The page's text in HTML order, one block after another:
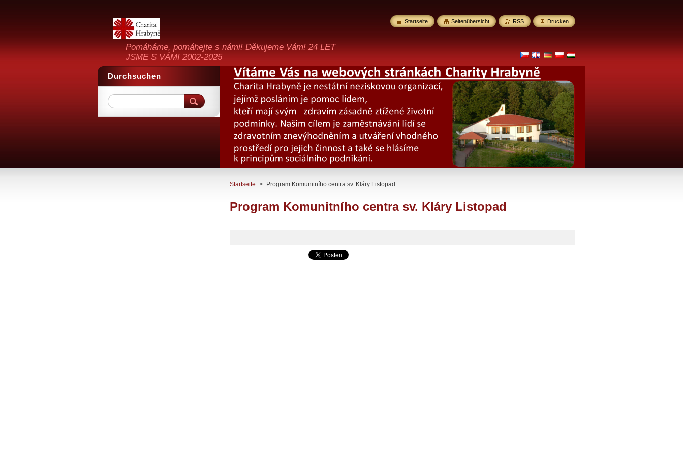
Pomáháme, pomáhejte s námi! Děkujeme Vám! 24 LET
JSME S VÁMI 2002-2025
Startseite > Program Komunitního centra sv. Kláry Listopad
Program Komunitního centra sv. Kláry Listopad
Durchsuchen
Startseite Seitenübersicht RSS Drucken